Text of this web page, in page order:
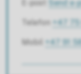
E-post Send e-
Telefon +47 75
Mobil +47 91